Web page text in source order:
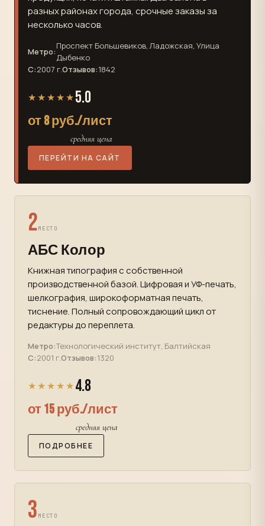
разных районах города, срочные заказы за
несколько часов.
Метро:
Проспект Большевиков, Ладожская, Улица
Дыбенко
С:2007 г.Отзывов:1842
★★★★★ 5.0
от 8 руб./лист
средняя цена
ПЕРЕЙТИ НА САЙТ
2МЕСТО
АБС Колор
Книжная типография с собственной
производственной базой. Цифровая и УФ-печать,
шелкография, широкоформатная печать,
тиснение. Полный сопровождающий цикл от
редактуры до переплета.
Метро:Технологический институт, Балтийская
С:2001 г.Отзывов:1320
★★★★★ 4.8
от 15 руб./лист
средняя цена
ПОДРОБНЕЕ
3 МЕСТО